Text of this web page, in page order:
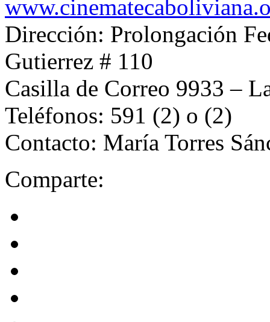
Dirección: Prolongación
Gutierrez # 110
Casilla de Correo 9933 –
Teléfonos: 591 (2) o (2)
Contacto: Marí­a Torres
Comparte: